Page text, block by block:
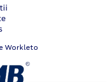
Workleto